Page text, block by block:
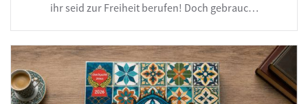
ihr seid zur Freiheit berufen! Doch gebrauc…